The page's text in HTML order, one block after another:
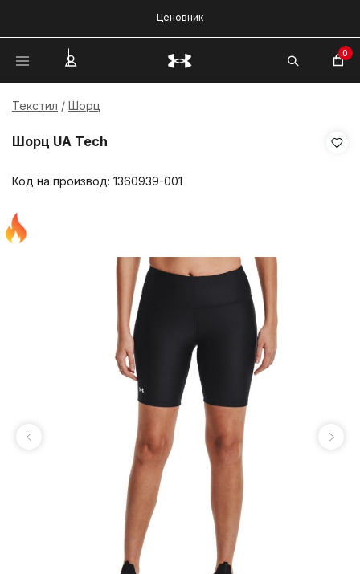
Ценовник
0
Текстил Шорц
Шорц UA Tech
Код на производ: 1360939-001